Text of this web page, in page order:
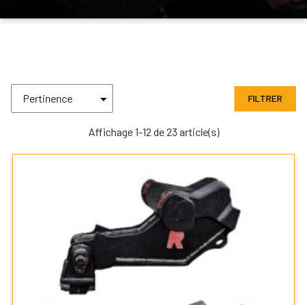
FILTRER
Affichage 1-12 de 23 article(s)